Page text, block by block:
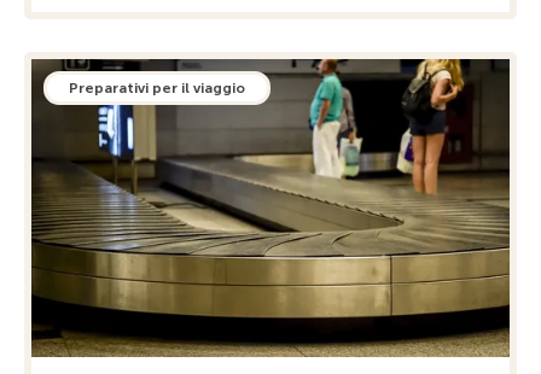
Preparativi per il viaggio